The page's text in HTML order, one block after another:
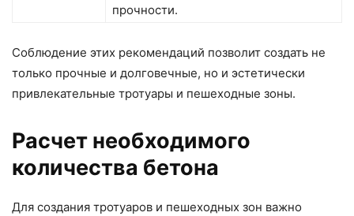
прочности.
Соблюдение этих рекомендаций позволит создать не
только прочные и долговечные, но и эстетически
привлекательные тротуары и пешеходные зоны.
Расчет необходимого
количества бетона
Для создания тротуаров и пешеходных зон важно